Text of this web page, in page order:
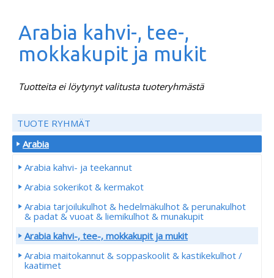
Arabia kahvi-, tee-,
mokkakupit ja mukit
Tuotteita ei löytynyt valitusta tuoteryhmästä
TUOTE RYHMÄT
Arabia
Arabia kahvi- ja teekannut
Arabia sokerikot & kermakot
Arabia tarjoilukulhot & hedelmäkulhot & perunakulhot
& padat & vuoat & liemikulhot & munakupit
Arabia kahvi-, tee-, mokkakupit ja mukit
Arabia maitokannut & soppaskoolit & kastikekulhot /
kaatimet